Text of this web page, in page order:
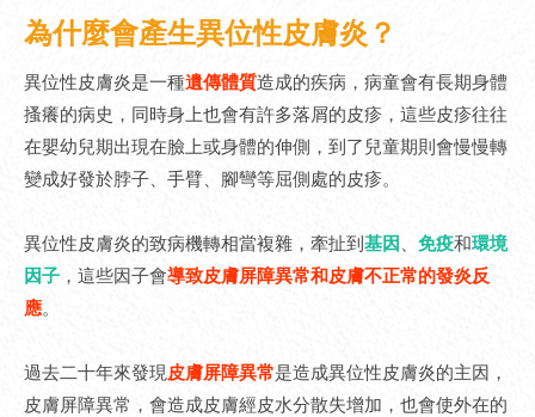
為什麼會產生異位性皮膚炎？
異位性皮膚炎是一種遺傳體質造成的疾病，病童會有長期身體
搔癢的病史，同時身上也會有許多落屑的皮疹，這些皮疹往往
在嬰幼兒期出現在臉上或身體的伸側，到了兒童期則會慢慢轉
變成好發於脖子、手臂、腳彎等屈側處的皮疹。
異位性皮膚炎的致病機轉相當複雜，牽扯到基因 免疫和環境
因子 ，這些因子會導致皮膚屏障異常和皮膚不正常的發炎反
應。
過去二十年來發現 皮膚屏障異常是造成異位性皮膚炎的主因，
皮膚屏障異常，會造成皮膚經皮水分散失增加，也會使外在的